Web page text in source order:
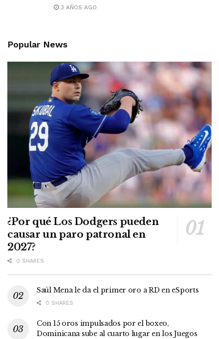
3 AÑOS AGO
Popular News
¿Por qué Los Dodgers pueden
causar un paro patronal en
2027?
0 SHARES
Saúl Mena le da el primer oro a RD en eSports
0 SHARES
Con 15 oros impulsados por el boxeo,
Dominicana sube al cuarto lugar en los Juegos